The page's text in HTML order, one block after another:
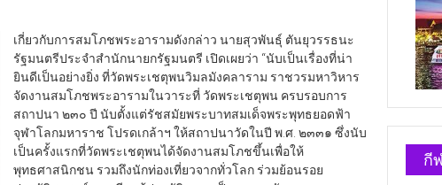
เกี่ยวกับการสมโภชพระอารามดังกล่าว นายสุวพันธุ์ ตันยุวรรธนะ
รัฐมนตรีประจำสำนักนายกรัฐมนตรี เปิดเผยว่า “นับเป็นเรื่องที่น่า
ยินดีเป็นอย่างยิ่ง ที่วัดพระเชตุพนวิมลมังคลาราม ราชวรมหาวิหาร
จัดงานสมโภชพระอารามในวาระที่ วัดพระเชตุพน ครบรอบการ
สถาปนา ๒๓๐ ปี นับตั้งแต่รัชสมัยพระบาทสมเด็จพระพุทธยอดฟ้า
จุฬาโลกมหาราช โปรดเกล้าฯ ให้สถาปนาวัดในปี พ.ศ. ๒๓๓๑ ซึ่งนับ
เป็นครั้งแรกที่วัดพระเชตุพนได้จัดงานสมโภชขึ้นเพื่อให้
พุทธศาสนิกชน รวมถึงนักท่องเที่ยวจากทั่วโลก ร่วมย้อนรอย
กี